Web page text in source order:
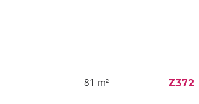
81 m² Z372